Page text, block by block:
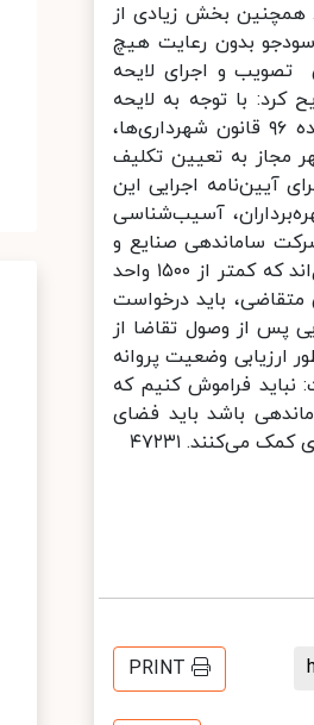
بخش زیادی از
بدون رعایت هیچ
تصویب و اجرای لایحه
با توجه به لایحه
مستثنا شدن شهرداری از قانون مالک و مستأجر مصوب ۵۹ و تبصره ۶ ماده ۹۶ قانون شهرداری‌ها،
به تعیین تکلیف
اجرایی این
آسیب‌شناسی
ساماندهی صنایع و
مشاغل شهر تهران با اشاره به اینکه ۴ هزار واحد صنفی در شهر تهران فعال‌اند که کمتر از ۱۵۰۰ واحد
باید درخواست
پس از وصول تقاضا از
وضعیت پروانه
فراموش کنیم که
باشد باید فضای
۴۷۲۳۱
PRINT